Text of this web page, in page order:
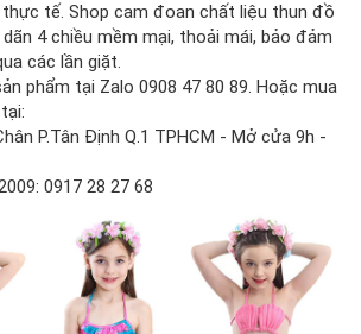
tế. Shop cam đoan chất liệu thun đồ
4 chiều mềm mại, thoải mái, bảo đảm
các lần giặt.
phẩm tại Zalo 0908 47 80 89. Hoặc mua
P.Tân Định Q.1 TPHCM - Mở cửa 9h -
0917 28 27 68